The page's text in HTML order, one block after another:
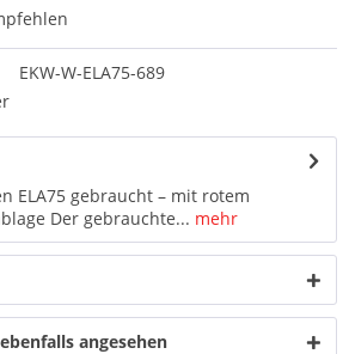
EKW-W-ELA75-689
ELA75 gebraucht – mit rotem
Der gebrauchte... mehr
angesehen